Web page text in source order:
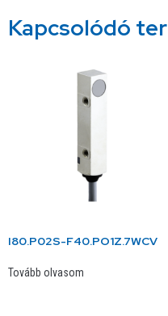
Kapcsolódó
I80.P02S-F40.PO1Z.7WCV
Tovább olvasom